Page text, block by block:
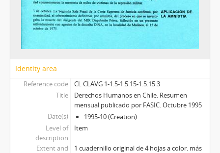
Identity area
Reference code
CL CLAVG 1-1.5-1.5.15-1.5.15.3
Title
Derechos Humanos en Chile. Resumen
mensual publicado por FASIC. Octubre 1995
Date(s)
1995-10 (Creation)
Level of
description
Item
Extent and
1 cuadernillo original de 4 hojas a color. más